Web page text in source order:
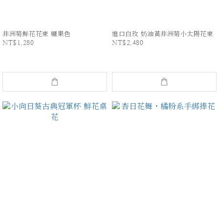
非洲菊鮮花花束 糖果色
NT$1,280
進口白玫 奶油黃非洲菊小太陽花束
NT$2,480